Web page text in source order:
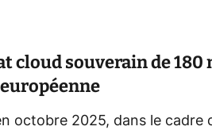
cloud souverain de
octobre 2025, dans le cadre